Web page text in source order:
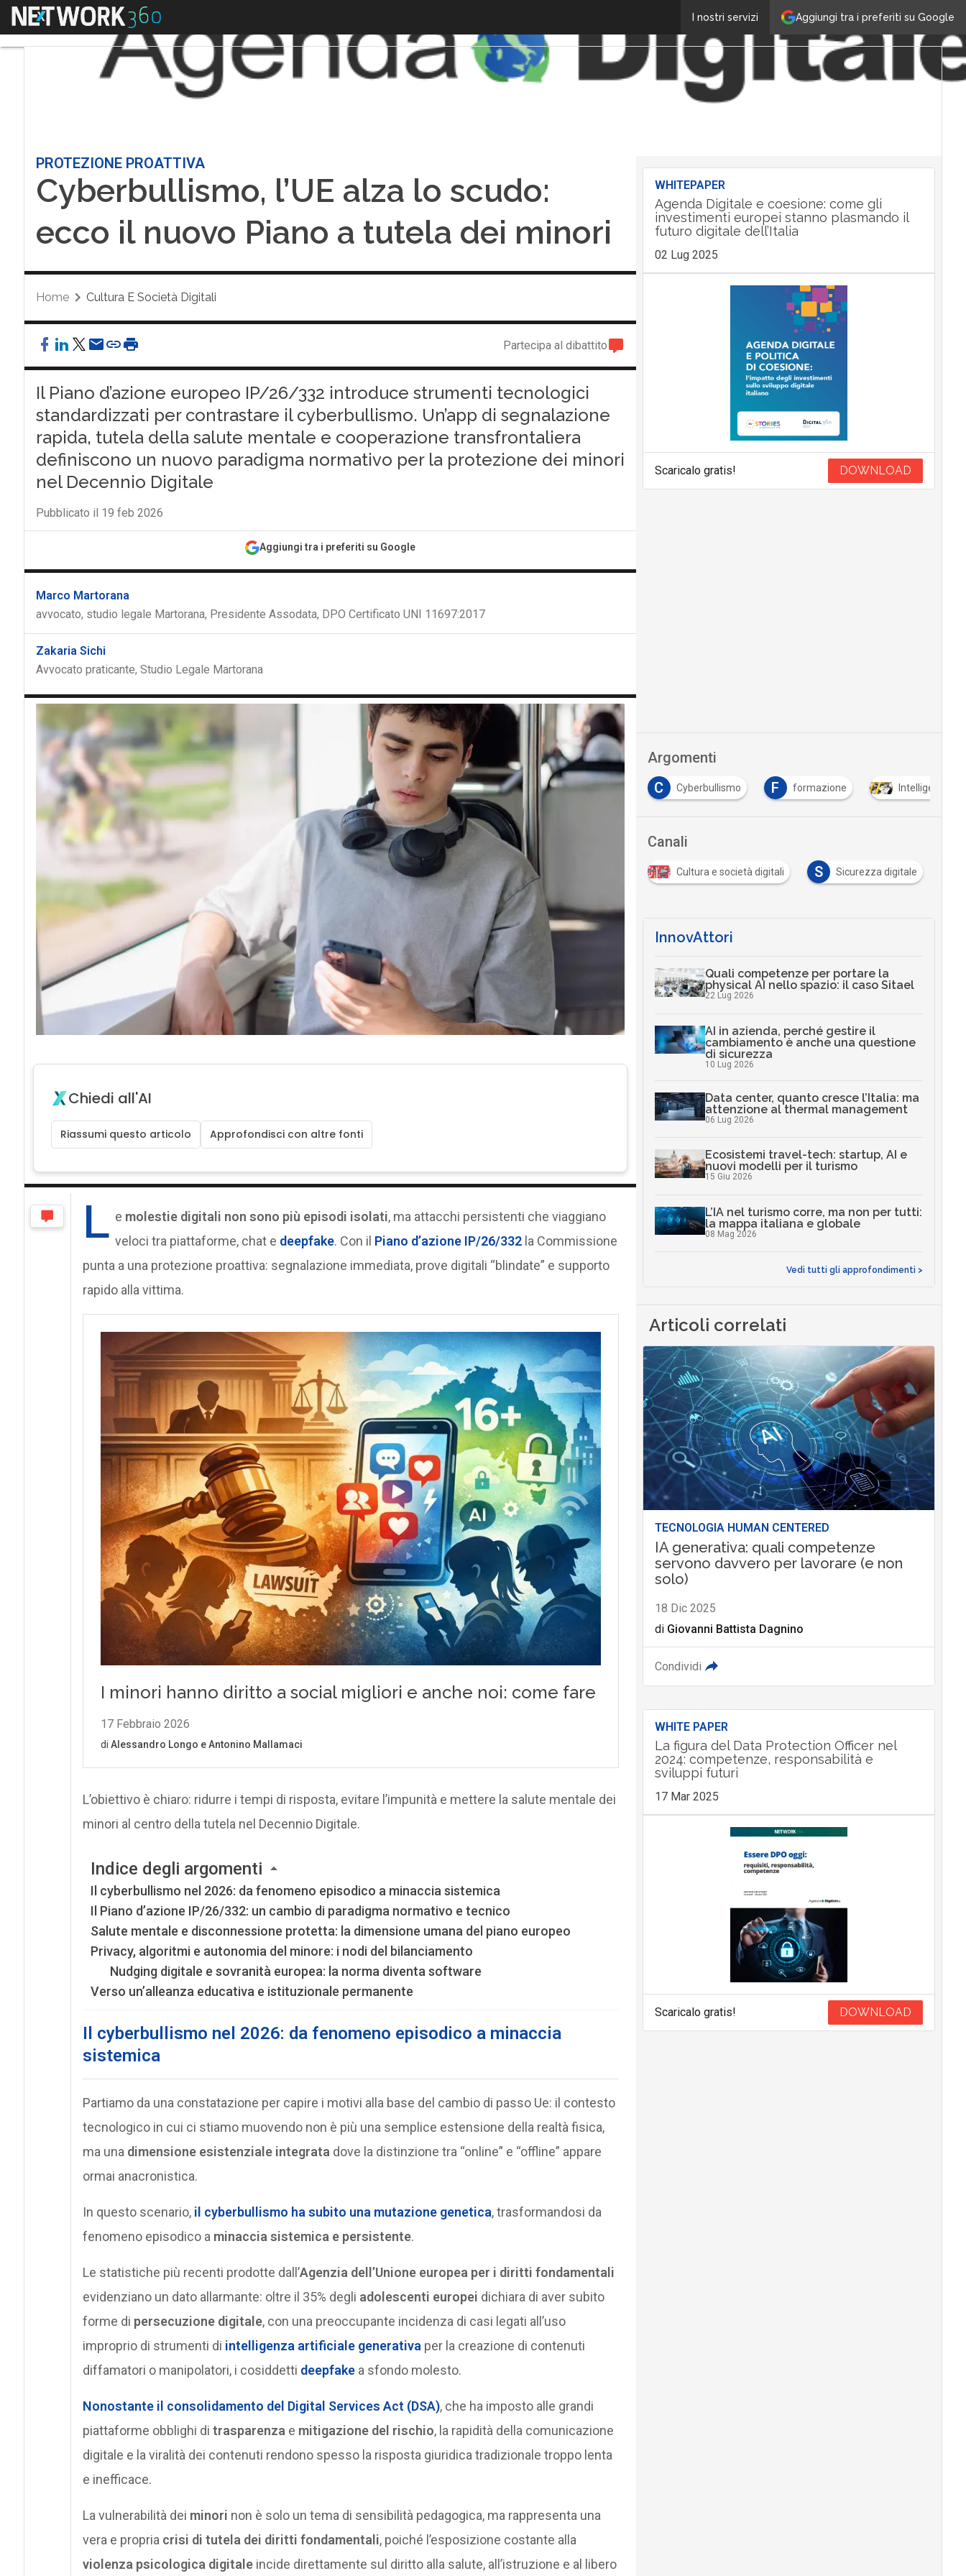
Aggiungi tra i preferiti su Google
I nostri servizi
Menu
PROTEZIONE PROATTIVA
Cyberbullismo, l’UE alza lo scudo:
ecco il nuovo Piano a tutela dei minori
Home Cultura E Società Digitali
Partecipa al dibattito
Il Piano d’azione europeo IP/26/332 introduce strumenti tecnologici
standardizzati per contrastare il cyberbullismo. Un’app di segnalazione
rapida, tutela della salute mentale e cooperazione transfrontaliera
definiscono un nuovo paradigma normativo per la protezione dei minori
nel Decennio Digitale
Pubblicato il 19 feb 2026
Aggiungi tra i preferiti su Google
Marco Martorana
avvocato, studio legale Martorana, Presidente Assodata, DPO Certificato UNI 11697:2017
Zakaria Sichi
Avvocato praticante, ‎Studio Legale Martorana
Chiedi all'AI
Riassumi questo articolo Approfondisci con altre fonti
L e molestie digitali non sono più episodi isolati, ma attacchi persistenti che viaggiano
veloci tra piattaforme, chat e deepfake. Con il Piano d’azione IP/26/332 la Commissione
punta a una protezione proattiva: segnalazione immediata, prove digitali “blindate” e supporto
rapido alla vittima.
L’obiettivo è chiaro: ridurre i tempi di risposta, evitare l’impunità e mettere la salute mentale dei
minori al centro della tutela nel Decennio Digitale.
Indice degli argomenti
Il cyberbullismo nel 2026: da fenomeno episodico a minaccia sistemica
Il Piano d’azione IP/26/332: un cambio di paradigma normativo e tecnico
Salute mentale e disconnessione protetta: la dimensione umana del piano europeo
Privacy, algoritmi e autonomia del minore: i nodi del bilanciamento
Nudging digitale e sovranità europea: la norma diventa software
Verso un’alleanza educativa e istituzionale permanente
Il cyberbullismo nel 2026: da fenomeno episodico a minaccia
sistemica
Partiamo da una constatazione per capire i motivi alla base del cambio di passo Ue: il contesto
tecnologico in cui ci stiamo muovendo non è più una semplice estensione della realtà fisica,
ma una dimensione esistenziale integrata dove la distinzione tra “online” e “offline” appare
ormai anacronistica.
In questo scenario, il cyberbullismo ha subito una mutazione genetica, trasformandosi da
fenomeno episodico a minaccia sistemica e persistente.
Le statistiche più recenti prodotte dall’Agenzia dell’Unione europea per i diritti fondamentali
evidenziano un dato allarmante: oltre il 35% degli adolescenti europei dichiara di aver subito
forme di persecuzione digitale, con una preoccupante incidenza di casi legati all’uso
improprio di strumenti di intelligenza artificiale generativa per la creazione di contenuti
diffamatori o manipolatori, i cosiddetti deepfakea sfondo molesto.
Nonostante il consolidamento del Digital Services Act (DSA), che ha imposto alle grandi
piattaforme obblighi di trasparenza e mitigazione del rischio, la rapidità della comunicazione
digitale e la viralità dei contenuti rendono spesso la risposta giuridica tradizionale troppo lenta
e inefficace.
La vulnerabilità dei minori non è solo un tema di sensibilità pedagogica, ma rappresenta una
vera e propria crisi di tutela dei diritti fondamentali, poiché l’esposizione costante alla
violenza psicologica digitaleincide direttamente sul diritto alla salute, all’istruzione e al libero
WHITEPAPER
Agenda Digitale e coesione: come gli
investimenti europei stanno plasmando il
futuro digitale dell’Italia
02 Lug 2025
Scaricalo gratis! DOWNLOAD
Argomenti
cloud C Cyberbullismo F formazione Intelligenza
Canali
Cultura e società digitali S Sicurezza digitale
InnovAttori
Quali competenze per portare la
physical AI nello spazio: il caso Sitael
22 Lug 2026
AI in azienda, perché gestire il
cambiamento è anche una questione
di sicurezza
10 Lug 2026
Data center, quanto cresce l’Italia: ma
attenzione al thermal management
06 Lug 2026
Ecosistemi travel-tech: startup, AI e
nuovi modelli per il turismo
15 Giu 2026
L’IA nel turismo corre, ma non per tutti:
la mappa italiana e globale
08 Mag 2026
Vedi tutti gli approfondimenti >
Articoli correlati
TECNOLOGIA HUMAN CENTERED
IA generativa: quali competenze
servono davvero per lavorare (e non
solo)
18 Dic 2025
di Giovanni Battista Dagnino
Condividi
WHITE PAPER
La figura del Data Protection Officer nel
2024: competenze, responsabilità e
sviluppi futuri
17 Mar 2025
Scaricalo gratis! DOWNLOAD